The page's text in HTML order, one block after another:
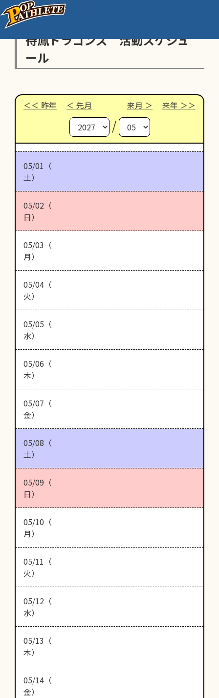
待鳳ドラゴンズ 活動スケジュ
ール
昨年 先月 来月 来年
/
05/01（
土）
05/02（
日）
05/03（
月）
05/04（
火）
05/05（
水）
05/06（
木）
05/07（
金）
05/08（
土）
05/09（
日）
05/10（
月）
05/11（
火）
05/12（
水）
05/13（
木）
05/14（
金）